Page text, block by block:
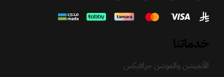
الأنميشن والموشن جرافيكس